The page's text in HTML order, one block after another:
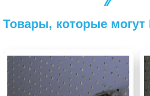
Товары, которые могут